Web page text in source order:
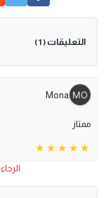
التعليقات ( 1 )
Mona
ممتاز